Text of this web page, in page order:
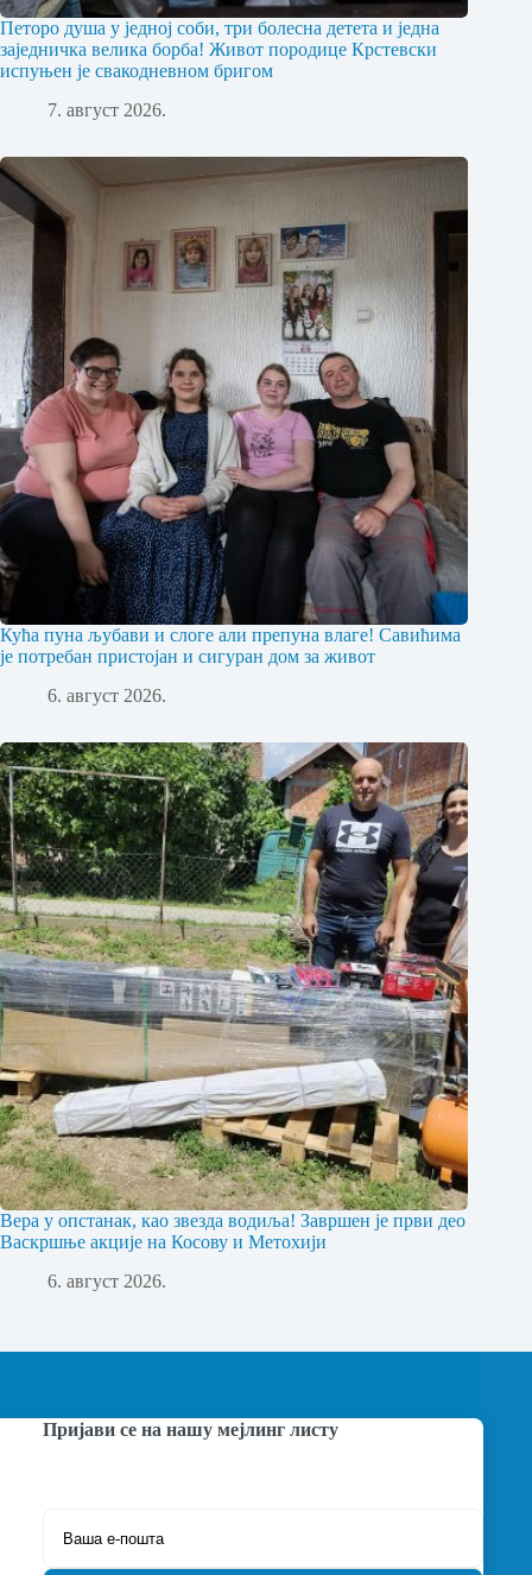
Петоро душа у једној соби, три болесна детета и једна
заједничка велика борба! Живот породице Крстевски
испуњен је свакодневном бригом
7. август 2026.
Кућа пуна љубави и слоге али препуна влаге! Савићима
је потребан пристојан и сигуран дом за живот
6. август 2026.
Вера у опстанак, као звезда водиља! Завршен је први део
Васкршње акције на Косову и Метохији
6. август 2026.
Пријави се на нашу мејлинг листу